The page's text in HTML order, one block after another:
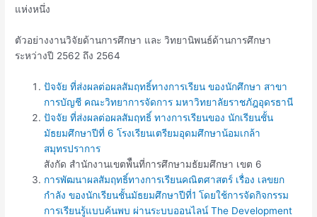
แห่งหนึ่ง
ตัวอย่างงานวิจัยด้านการศึกษา และ วิทยานิพนธ์ด้านการศึกษา
ระหว่างปี 2562 ถึง 2564
ปัจจัย ที่ส่งผลต่อผลสัมฤทธิ์ทางการเรียน ของนักศึกษา สาขา
การบัญชี คณะวิทยาการจัดการ มหาวิทยาลัยราชภัฎอุดรธานี
ปัจจัย ที่ส่งผลต่อผลสัมฤทธิ์ ทางการเรียนของ นักเรียนชั้น
มัธยมศึกษาปีที่ 6 โรงเรียนเตรียมอุดมศึกษาน้อมเกล้า
สมุทรปราการ
สังกัด สำนักงานเขตพ้ืนที่การศึกษามธัยมศึกษา เขต 6
การพัฒนาผลสัมฤทธิ์ทางการเรียนคณิตศาสตร์ เรื่อง เลขยก
กำลัง ของนักเรียนชั้นมัธยมศึกษาปีที่1 โดยใช้การจัดกิจกรรม
การเรียนรู้แบบค้นพบ ผ่านระบบออนไลน์ The Development